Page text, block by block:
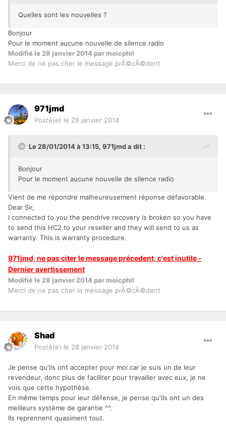
Quelles sont les nouvelles ?
Bonjour
Pour le moment aucune nouvelle de silence radio
Modifié le 28 janvier 2014 par moicphil
Merci de ne pas citer le message prÃ©cÃ©dent
971jmd
Posté(e) le 28 janvier 2014
Le 28/01/2014 à 13:15, 971jmd a dit :
Bonjour
Pour le moment aucune nouvelle de silence radio
Vient de me répondre malheureusement réponse défavorable.
Dear Sir,
I connected to you the pendrive recovery is broken so you have
to send this HC2 to your reseller and they will send to us as
warranty. This is warranty procedure.
971jmd, ne pas citer le message précedent, c'est inutile -
Dernier avertissement
Modifié le 28 janvier 2014 par moicphil
Merci de ne pas citer le message prÃ©cÃ©dent
Shad
Posté(e) le 28 janvier 2014
Je pense qu'ils ont accepter pour moi car je suis un de leur
revendeur, donc plus de faciliter pour travailler avec eux, je ne
vois que cette hypothèse.
En même temps pour leur défense, je pense qu'ils ont un des
meilleurs système de garantie ^^.
Ils reprennent quasiment tout.